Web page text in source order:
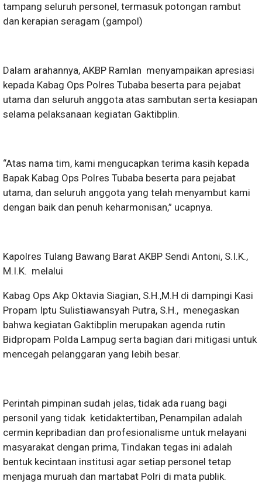
tampang seluruh personel, termasuk potongan rambut
dan kerapian seragam (gampol)
Dalam arahannya, AKBP Ramlan menyampaikan apresiasi
kepada Kabag Ops Polres Tubaba beserta para pejabat
utama dan seluruh anggota atas sambutan serta kesiapan
selama pelaksanaan kegiatan Gaktibplin.
“Atas nama tim, kami mengucapkan terima kasih kepada
Bapak Kabag Ops Polres Tubaba beserta para pejabat
utama, dan seluruh anggota yang telah menyambut kami
dengan baik dan penuh keharmonisan,” ucapnya.
Kapolres Tulang Bawang Barat AKBP Sendi Antoni, S.I.K.,
M.I.K. melalui
Kabag Ops Akp Oktavia Siagian, S.H.,M.H di dampingi Kasi
Propam Iptu Sulistiawansyah Putra, S.H., menegaskan
bahwa kegiatan Gaktibplin merupakan agenda rutin
Bidpropam Polda Lampug serta bagian dari mitigasi untuk
mencegah pelanggaran yang lebih besar.
Perintah pimpinan sudah jelas, tidak ada ruang bagi
personil yang tidak ketidaktertiban, Penampilan adalah
cermin kepribadian dan profesionalisme untuk melayani
masyarakat dengan prima, Tindakan tegas ini adalah
bentuk kecintaan institusi agar setiap personel tetap
menjaga muruah dan martabat Polri di mata publik.